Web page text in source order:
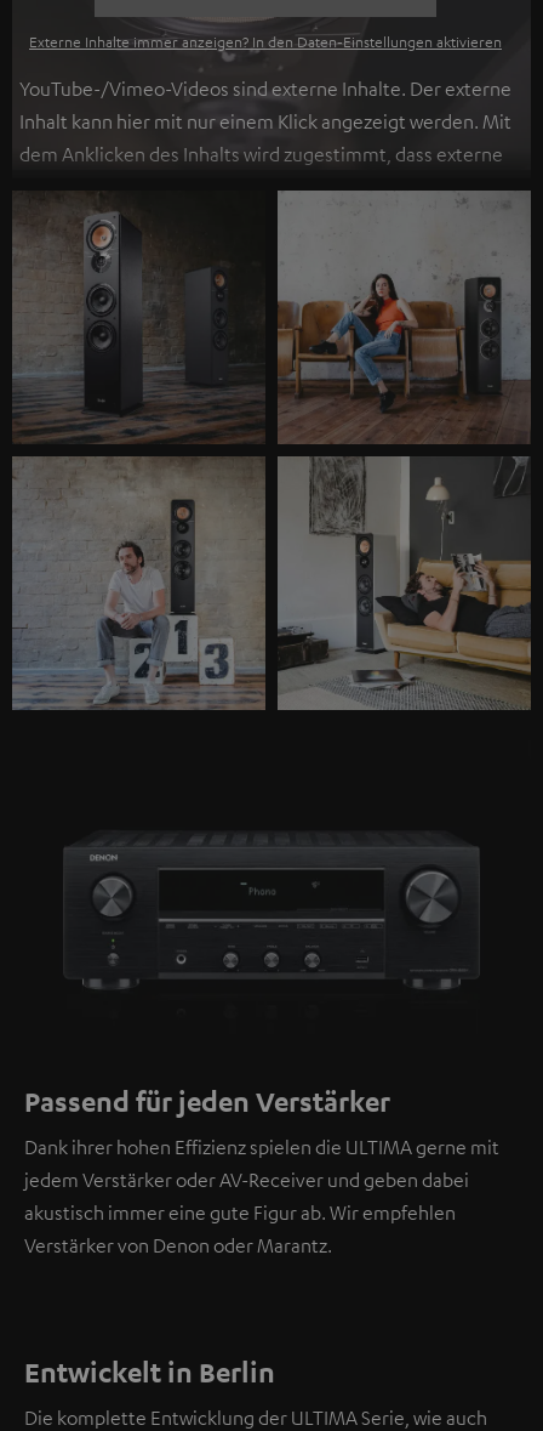
Externe Inhalte immer anzeigen? In den Daten‑Einstellungen aktivieren
YouTube-/Vimeo-Videos sind externe Inhalte. Der externe
Inhalt kann hier mit nur einem Klick angezeigt werden. Mit
dem Anklicken des Inhalts wird zugestimmt, dass externe
Inhalte angezeigt werden. Dabei können
personenbezogene Daten an Drittplattformen
übermittelt werden.
Datenschutzerklärung unter I zu finden
Passend für jeden Verstärker
Dank ihrer hohen Effizienz spielen die ULTIMA gerne mit
jedem Verstärker oder AV-Receiver und geben dabei
akustisch immer eine gute Figur ab. Wir empfehlen
Verstärker von Denon oder Marantz.
Entwickelt in Berlin
Die komplette Entwicklung der ULTIMA Serie, wie auch